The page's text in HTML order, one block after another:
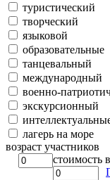
туристический
творческий
языковой
образовательные
танцевальный
международный
военно-
экскурсионный
лагерь на море
возраст участников
стоимость